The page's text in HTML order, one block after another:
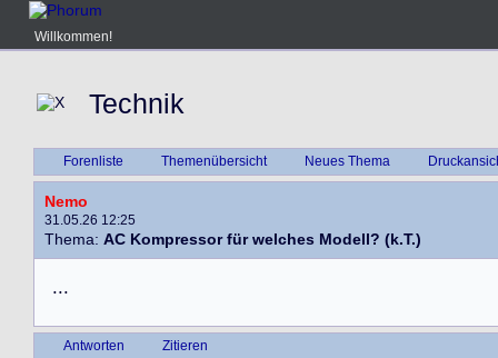
Willkommen!
Technik
Forenliste Themenübersicht Neues Thema
Nemo
31.05.26 12:25
Thema: AC Kompressor für welches Modell? (k.T.)
...
Antworten Zitieren